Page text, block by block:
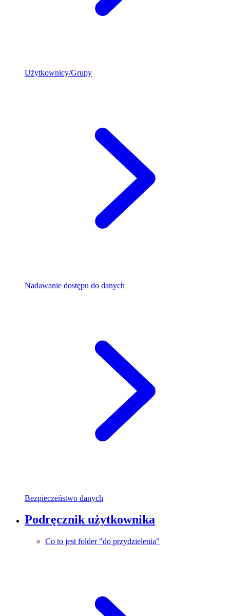
Użytkownicy/Grupy
Nadawanie dostępu do danych
Bezpieczeństwo danych
Podręcznik użytkownika
Co to jest folder "do przydzielenia"